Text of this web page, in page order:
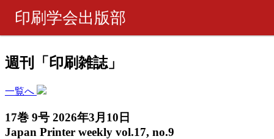
印刷学会出版部
ピックアップ
週刊 『印刷雑誌』
週刊「印刷雑誌」
一覧へ
17巻 9号 2026年3月10日
Japan Printer weekly vol.17, no.9